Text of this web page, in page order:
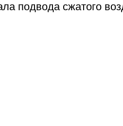
подвода сжатого